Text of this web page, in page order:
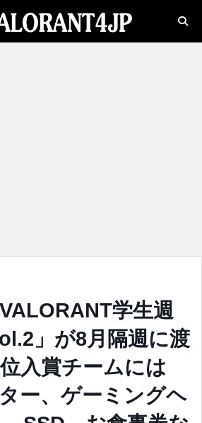
学生週
」が8月隔週に渡
入賞チームには
ー、ゲーミングヘ